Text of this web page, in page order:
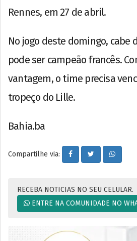
Rennes, em 27 de abril.
No jogo deste domingo, cabe
pode ser campeão francês.
vantagem, o time precisa
tropeço do Lille.
Bahia.ba
Compartilhe via:
RECEBA NOTICIAS NO SEU CELULAR.
ENTRE NA COMUNIDADE NO